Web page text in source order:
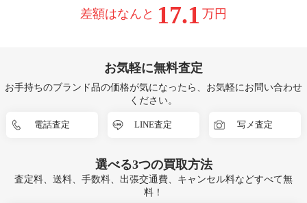
差額はなんと 17.1 万円
お気軽に無料査定
お手持ちのブランド品の価格が気になったら、お気軽にお問い合わせ
ください。
電話査定 LINE査定 写メ査定
選べる3つの買取方法
査定料、送料、手数料、出張交通費、キャンセル料などすべて無
料！